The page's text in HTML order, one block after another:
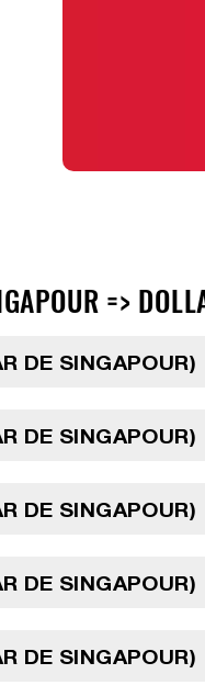
=>
DE SINGAPOUR)
DE SINGAPOUR)
DE SINGAPOUR)
DE SINGAPOUR)
DE SINGAPOUR)